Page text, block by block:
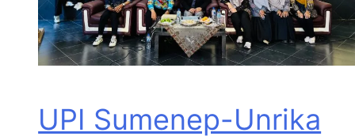
UPI Sumenep-Unrika